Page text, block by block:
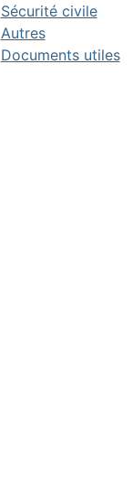
Sécurité civile
Autres
Documents utiles